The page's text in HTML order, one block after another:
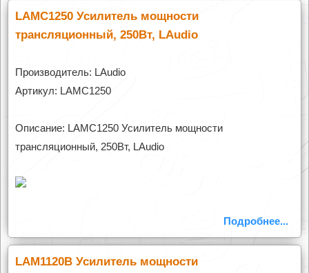
LAMC1250 Усилитель мощности
трансляционный, 250Вт, LAudio
Производитель: LAudio
Артикул: LAMC1250
Описание: LAMC1250 Усилитель мощности
трансляционный, 250Вт, LAudio
Подробнее...
LAM1120B Усилитель мощности